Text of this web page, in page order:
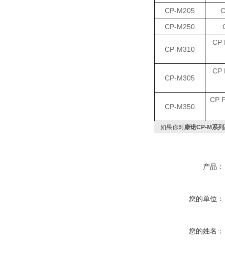
CP-M205
CP-M250
CP-M310
CP
CP-M305
CP
CP-M350
CP
如果你对康诺CP-M系
产品：
您的单位：
您的姓名：